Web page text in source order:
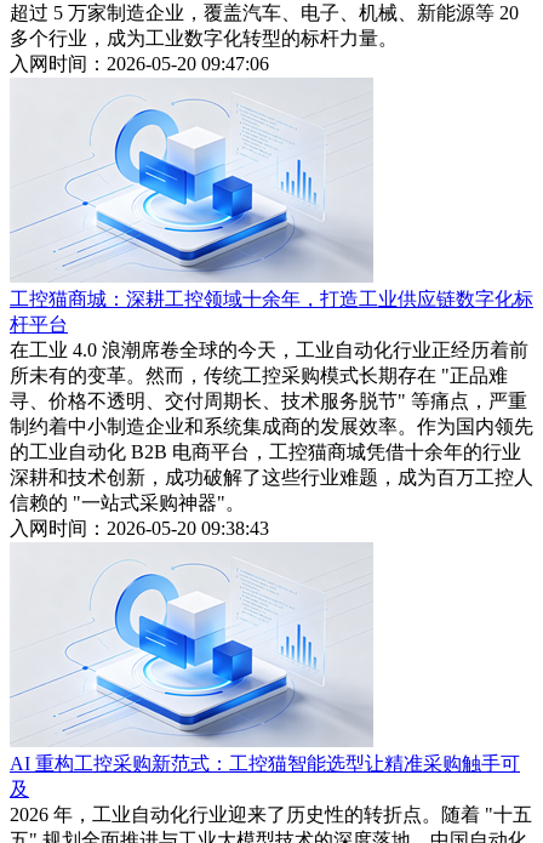
超过 5 万家制造企业，覆盖汽车、电子、机械、新能源等 20
多个行业，成为工业数字化转型的标杆力量。
入网时间：2026-05-20 09:47:06
工控猫商城：深耕工控领域十余年，打造工业供应链数字化标
杆平台
在工业 4.0 浪潮席卷全球的今天，工业自动化行业正经历着前
所未有的变革。然而，传统工控采购模式长期存在 "正品难
寻、价格不透明、交付周期长、技术服务脱节" 等痛点，严重
制约着中小制造企业和系统集成商的发展效率。作为国内领先
的工业自动化 B2B 电商平台，工控猫商城凭借十余年的行业
深耕和技术创新，成功破解了这些行业难题，成为百万工控人
信赖的 "一站式采购神器"。
入网时间：2026-05-20 09:38:43
AI 重构工控采购新范式：工控猫智能选型让精准采购触手可
及
2026 年，工业自动化行业迎来了历史性的转折点。随着 "十五